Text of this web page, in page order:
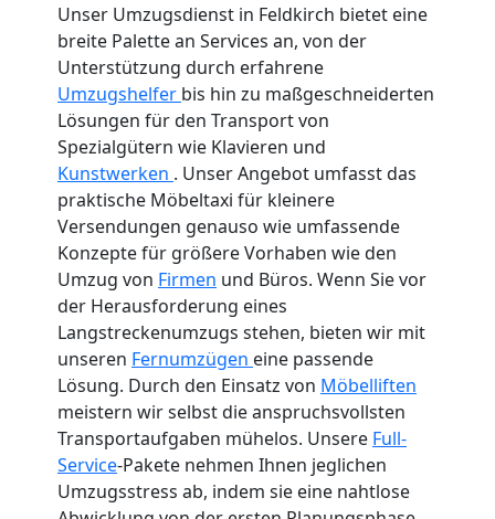
Unser Umzugsdienst in Feldkirch bietet eine
breite Palette an Services an, von der
Unterstützung durch erfahrene
Umzugshelfer bis hin zu maßgeschneiderten
Lösungen für den Transport von
Spezialgütern wie Klavieren und
Kunstwerken . Unser Angebot umfasst das
praktische Möbeltaxi für kleinere
Versendungen genauso wie umfassende
Konzepte für größere Vorhaben wie den
Umzug von Firmen und Büros. Wenn Sie vor
der Herausforderung eines
Langstreckenumzugs stehen, bieten wir mit
unseren Fernumzügen eine passende
Lösung. Durch den Einsatz von Möbelliften
meistern wir selbst die anspruchsvollsten
Transportaufgaben mühelos. Unsere Full-
Service-Pakete nehmen Ihnen jeglichen
Umzugsstress ab, indem sie eine nahtlose